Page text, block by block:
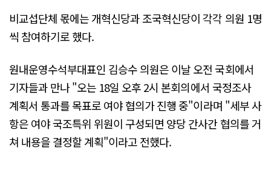
비교섭단체 몫에는 개혁신당과 조국혁신당이 각각 의원 1명
씩 참여하기로 했다.
원내운영수석부대표인 김승수 의원은 이날 오전 국회에서
기자들과 만나 "오는 18일 오후 2시 본회의에서 국정조사
계획서 통과를 목표로 여야 협의가 진행 중"이라며 "세부 사
항은 여야 국조특위 위원이 구성되면 양당 간사간 협의를 거
쳐 내용을 결정할 계획"이라고 전했다.